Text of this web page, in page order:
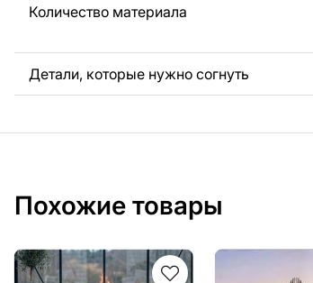
Количество материала
Детали, которые нужно согнуть
Похожие товары